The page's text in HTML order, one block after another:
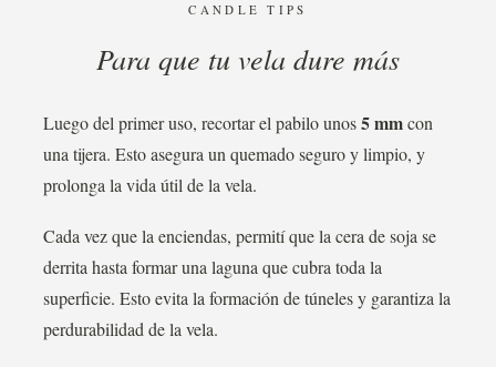
CANDLE TIPS
Para que tu vela dure más
Luego del primer uso, recortar el pabilo unos5 mmcon
una tijera. Esto asegura un quemado seguro y limpio, y
prolonga la vida útil de la vela.
Cada vez que la enciendas, permití que la cera de soja se
derrita hasta formar una laguna que cubra toda la
superficie. Esto evita la formación de túneles y garantiza la
perdurabilidad de la vela.